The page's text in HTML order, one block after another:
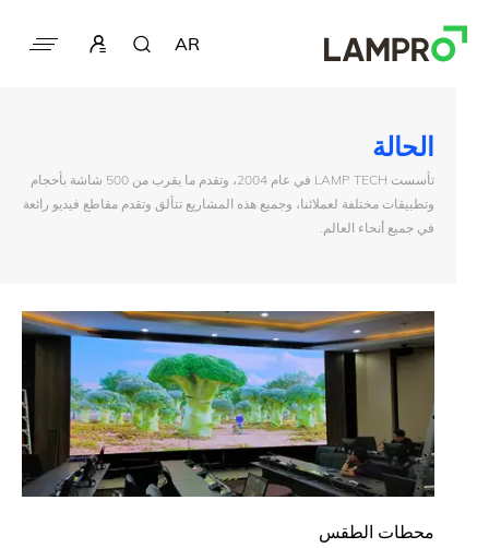
AR
الحالة
تأسست LAMP TECH في عام 2004، وتقدم ما يقرب من 500 شاشة بأحجام
وتطبيقات مختلفة لعملائنا، وجميع هذه المشاريع تتألق وتقدم مقاطع فيديو رائعة
في جميع أنحاء العالم.
محطات الطقس